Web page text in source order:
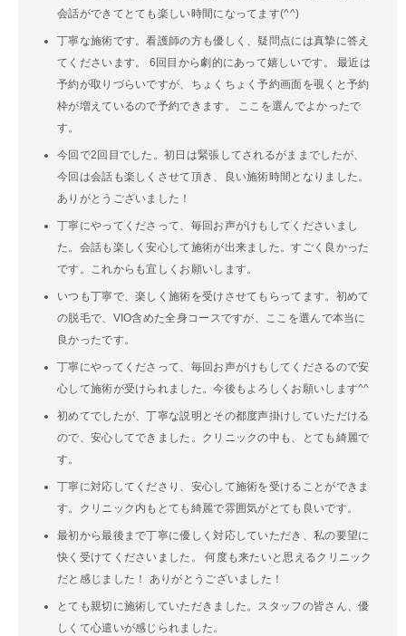
会話ができてとても楽しい時間になってます(^^)
丁寧な施術です。看護師の方も優しく、疑問点には真摯に答え
てくださいます。 6回目から劇的にあって嬉しいです。 最近は
予約が取りづらいですが、ちょくちょく予約画面を覗くと予約
枠が増えているので予約できます。 ここを選んでよかったで
す。
今回で2回目でした。初日は緊張してされるがままでしたが、
今回は会話も楽しくさせて頂き、良い施術時間となりました。
ありがとうございました！
丁寧にやってくださって、毎回お声がけもしてくださいまし
た。会話も楽しく安心して施術が出来ました。すごく良かった
です。これからも宜しくお願いします。
いつも丁寧で、楽しく施術を受けさせてもらってます。初めて
の脱毛で、VIO含めた全身コースですが、ここを選んで本当に
良かったです。
丁寧にやってくださって、毎回お声がけもしてくださるので安
心して施術が受けられました。今後もよろしくお願いします^^
初めてでしたが、丁寧な説明とその都度声掛けしていただける
ので、安心してできました。クリニックの中も、とても綺麗で
す。
丁寧に対応してくださり、安心して施術を受けることができま
す。クリニック内もとても綺麗で雰囲気がとても良いです。
最初から最後まで丁寧に優しく対応していただき、私の要望に
快く受けてくださいました。 何度も来たいと思えるクリニック
だと感じました！ ありがとうございました！
とても親切に施術していただきました。スタッフの皆さん、優
しくて心遣いが感じられました。